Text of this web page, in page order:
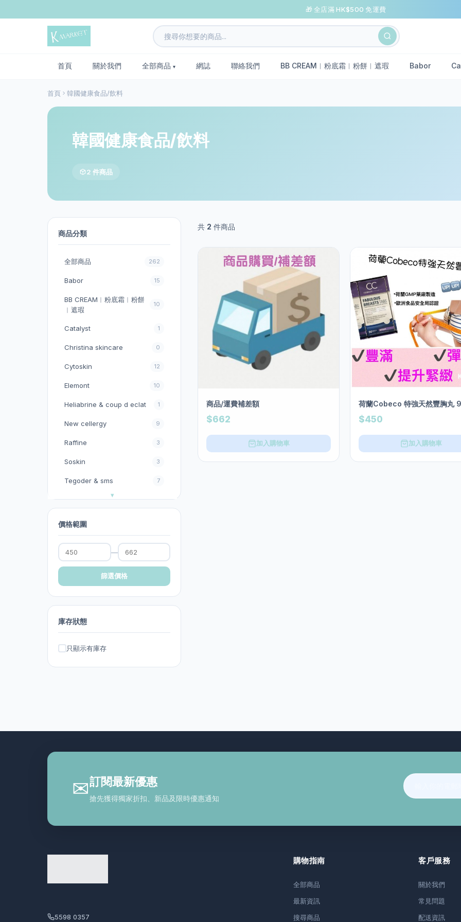
🎁 全店滿 HK$500 免運費
首頁 關於我們 全部商品 網誌 聯絡我們 BB CREAM︱粉底霜︱粉餅︱遮瑕 Babor
首頁 韓國健康食品/飲料
韓國健康食品/飲料
2 件商品
商品分類
全部商品 262
Babor 15
BB CREAM︱粉底霜︱粉餅
︱遮瑕
10
Catalyst 1
Christina skincare 0
Cytoskin 12
Elemont 10
Heliabrine & coup d eclat 1
New cellergy 9
Raffine 3
Soskin 3
Tegoder & sms 7
今期優惠 32
其他 2
其他護膚品牌
去暗瘡︱去印︱去斑︱去角
質︱去黑頭︱按摩霜
台灣官方KXL 閃電褲系列 0
呂
妝前乳︱隔離霜︱防曬
最新熱賣產品 18
潔面 16
價格範圍
—
篩選價格
庫存狀態
只顯示有庫存
共 2 件商品
商品/運費補差額
$662
加入購物車
荷蘭Cobeco 特強天然豐胸丸
$450
加入購物車
✉訂閱最新優惠
搶先獲得獨家折扣、新品及限時優惠通知
5598 0357
購物指南
全部商品
最新資訊
搜尋商品
客戶服務
關於我們
常見問題
配送資訊